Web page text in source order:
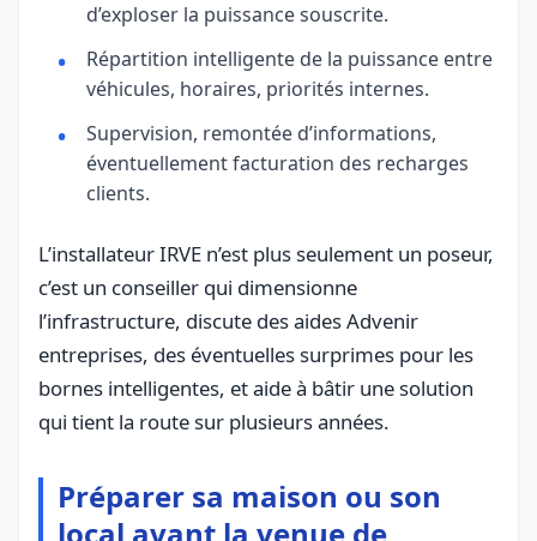
d’exploser la puissance souscrite.
Répartition intelligente de la puissance entre
véhicules, horaires, priorités internes.
Supervision, remontée d’informations,
éventuellement facturation des recharges
clients.
L’installateur IRVE n’est plus seulement un poseur,
c’est un conseiller qui dimensionne
l’infrastructure, discute des aides Advenir
entreprises, des éventuelles surprimes pour les
bornes intelligentes, et aide à bâtir une solution
qui tient la route sur plusieurs années.
Préparer sa maison ou son